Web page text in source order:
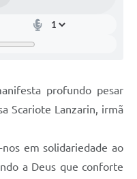
profundo pesar
Scariote Lanzarin, irmã
em solidariedade ao
a Deus que conforte